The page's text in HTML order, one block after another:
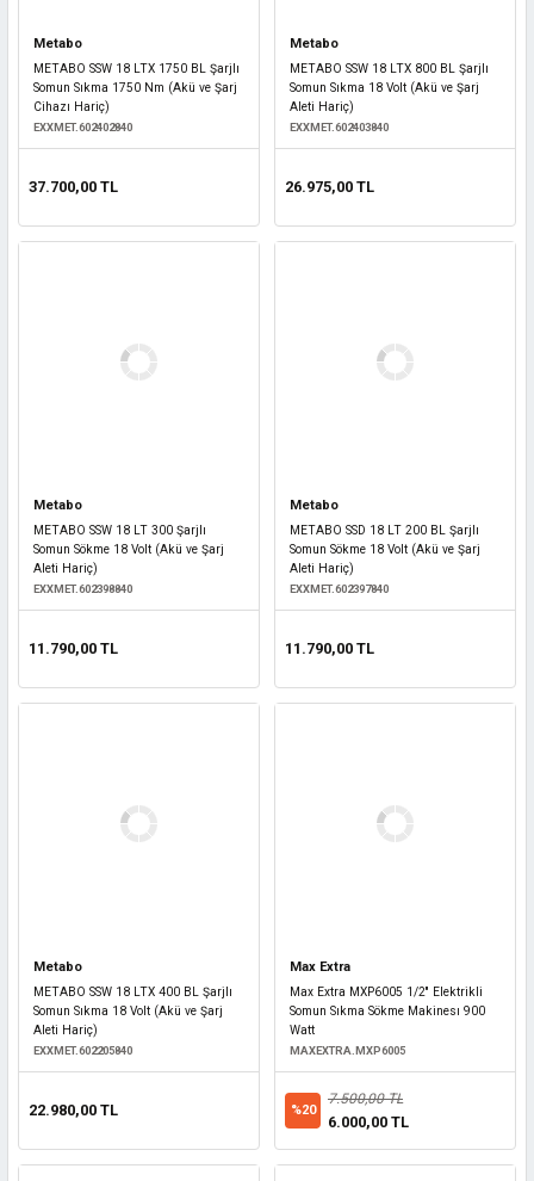
Metabo
METABO SSW 18 LTX 1750 BL Şarjlı
Somun Sıkma 1750 Nm (Akü ve Şarj
Cihazı Hariç)
EXXMET.602402840
37.700,00 TL
Metabo
METABO SSW 18 LTX 800 BL Şarjlı
Somun Sıkma 18 Volt (Akü ve Şarj
Aleti Hariç)
EXXMET.602403840
26.975,00 TL
Metabo
METABO SSW 18 LT 300 Şarjlı
Somun Sökme 18 Volt (Akü ve Şarj
Aleti Hariç)
EXXMET.602398840
11.790,00 TL
Metabo
METABO SSD 18 LT 200 BL Şarjlı
Somun Sökme 18 Volt (Akü ve Şarj
Aleti Hariç)
EXXMET.602397840
11.790,00 TL
Metabo
METABO SSW 18 LTX 400 BL Şarjlı
Somun Sıkma 18 Volt (Akü ve Şarj
Aleti Hariç)
EXXMET.602205840
22.980,00 TL
Max Extra
Max Extra MXP6005 1/2'' Elektrikli
Somun Sıkma Sökme Makinesı 900
Watt
MAXEXTRA.MXP6005
%20
7.500,00 TL
6.000,00 TL